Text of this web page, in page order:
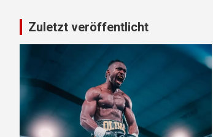
Zuletzt veröffentlicht